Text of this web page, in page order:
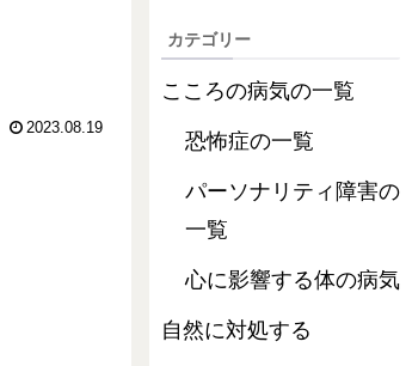
2023.08.19
カテゴリー
こころの病気の一覧
恐怖症の一覧
パーソナリティ障害の
一覧
心に影響する体の病気
自然に対処する